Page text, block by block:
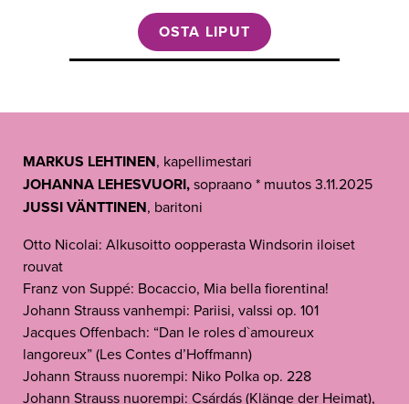
OSTA LIPUT
MARKUS LEHTINEN, kapellimestari
JOHANNA LEHESVUORI,sopraano * muutos 3.11.2025
JUSSI VÄNTTINEN, baritoni
Otto Nicolai: Alkusoitto oopperasta Windsorin iloiset
rouvat
Franz von Suppé: Bocaccio, Mia bella fiorentina!
Johann Strauss vanhempi: Pariisi, valssi op. 101
Jacques Offenbach: “Dan le roles d`amoureux
langoreux” (Les Contes d’Hoffmann)
Johann Strauss nuorempi: Niko Polka op. 228
Johann Strauss nuorempi: Csárdás (Klänge der Heimat),